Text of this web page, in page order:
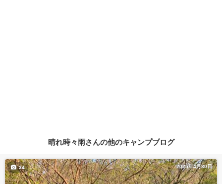
晴れ時々雨さんの他のキャンプブログ
2025年4月30日
34